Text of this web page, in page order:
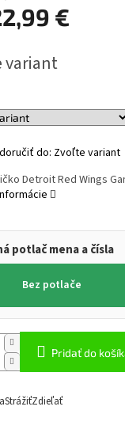
€
variant
do: Zvoľte variant
potlač mena a čísla
Bez potlače
Pridať do
Detroit Red Wings
StrážiťZdieľať